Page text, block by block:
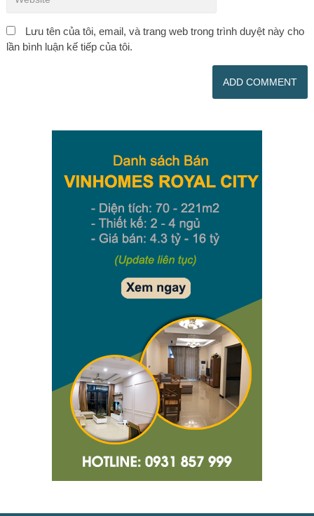
Lưu tên của tôi, email, và trang web trong trình duyệt này cho
lần bình luận kế tiếp của tôi.